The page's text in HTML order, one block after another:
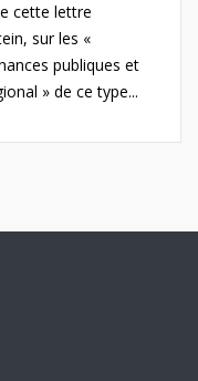
cette lettre
sur les «
publiques et
» de ce type...